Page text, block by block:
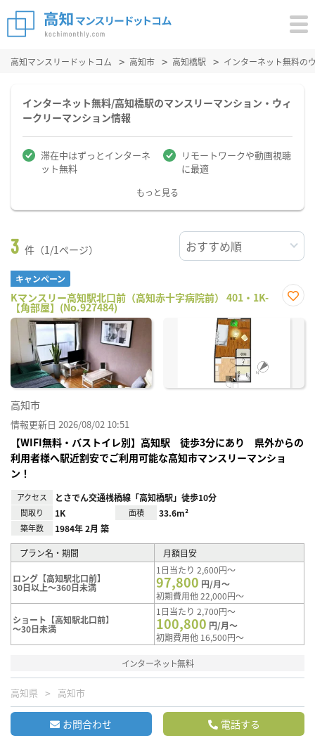
高知マンスリードットコム 高知市 高知橋駅 インターネット無料の
インターネット無料/高知橋駅のマンスリーマンション・ウィ
ークリーマンション情報
滞在中はずっとインターネ
ット無料
リモートワークや動画視聴
に最適
もっと見る
3 件（1/1ページ）
キャンペーン
Kマンスリー高知駅北口前（高知赤十字病院前） 401・1K-
【角部屋】(No.927484)
に入
高知市
情報更新日 2026/08/02 10:51
【WIFI無料・バストイレ別】高知駅 徒歩3分にあり 県外からの
利用者様へ駅近割安でご利用可能な高知市マンスリーマンショ
ン！
アクセス とさでん交通桟橋線「高知橋駅」徒歩10分
間取り 1K 面積 33.6m²
築年数 1984年 2月 築
プラン名・期間 月額目安
ロング【高知駅北口前】
30日以上～360日未満
1日当たり 2,600円～
97,800 円/月～
初期費用他 22,000円～
ショート【高知駅北口前】
～30日未満
1日当たり 2,700円～
100,800 円/月～
初期費用他 16,500円～
インターネット無料
高知県 高知市
お問合わせ 電話する